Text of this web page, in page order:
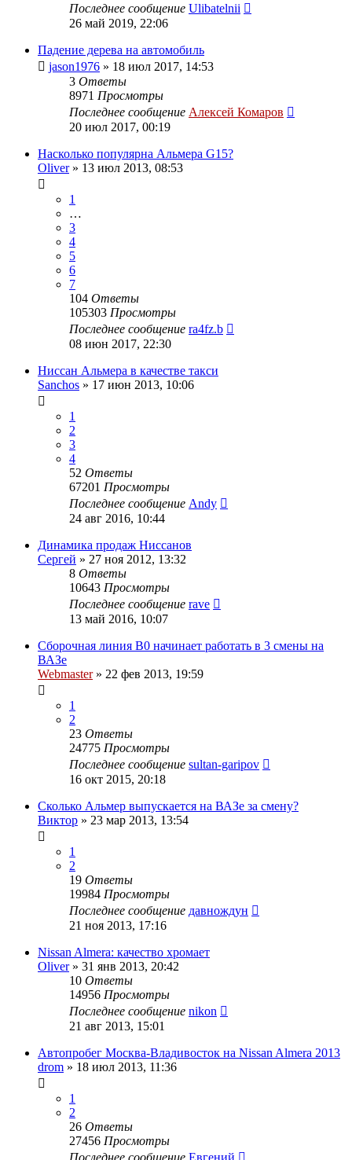
Последнее сообщение Ulibatelnii
26 май 2019, 22:06
Падение дерева на автомобиль
jason1976 » 18 июл 2017, 14:53
3 Ответы
8971 Просмотры
Последнее сообщение Алексей Комаров
20 июл 2017, 00:19
Насколько популярна Альмера G15?
Oliver» 13 июл 2013, 08:53
1
…
3
4
5
6
7
104 Ответы
105303 Просмотры
Последнее сообщение ra4fz.b
08 июн 2017, 22:30
Ниссан Альмера в качестве такси
Sanchos » 17 июн 2013, 10:06
1
2
3
4
52 Ответы
67201 Просмотры
Последнее сообщение Andy
24 авг 2016, 10:44
Динамика продаж Ниссанов
Сергей » 27 ноя 2012, 13:32
8 Ответы
10643 Просмотры
Последнее сообщение rave
13 май 2016, 10:07
Сборочная линия B0 начинает работать в 3 смены на
ВАЗе
Webmaster» 22 фев 2013, 19:59
1
2
23 Ответы
24775 Просмотры
Последнее сообщение sultan-garipov
16 окт 2015, 20:18
Сколько Альмер выпускается на ВАЗе за смену?
Виктор » 23 мар 2013, 13:54
1
2
19 Ответы
19984 Просмотры
Последнее сообщение давнождун
21 ноя 2013, 17:16
Nissan Almera: качество хромает
Oliver» 31 янв 2013, 20:42
10 Ответы
14956 Просмотры
Последнее сообщение nikon
21 авг 2013, 15:01
Автопробег Москва-Владивосток на Nissan Almera 2013
drom » 18 июл 2013, 11:36
1
2
26 Ответы
27456 Просмотры
Последнее сообщение Евгений